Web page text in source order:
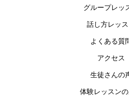
グループレッ
話し方レッ
よくある質
アクセス
生徒さんの
体験レッスン